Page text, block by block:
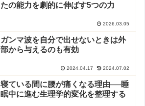
たの能力を劇的に伸ばす5つの力
2026.03.05
ガンマ波を自分で出せないときは外
部から与えるのも有効
2024.04.17 2024.07.02
寝ている間に腰が痛くなる理由──睡
眠中に進む生理学的変化を整理する